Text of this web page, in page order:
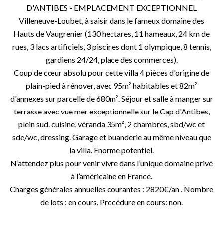
D'ANTIBES - EMPLACEMENT EXCEPTIONNEL
Villeneuve-Loubet, à saisir dans le fameux domaine des
Hauts de Vaugrenier (130 hectares, 11 hameaux, 24 km de
rues, 3 lacs artificiels, 3 piscines dont 1 olympique, 8 tennis,
gardiens 24/24, place des commerces).
Coup de cœur absolu pour cette villa 4 pièces d'origine de
plain-pied à rénover, avec 95m² habitables et 82m²
d'annexes sur parcelle de 680m². Séjour et salle à manger sur
terrasse avec vue mer exceptionnelle sur le Cap d'Antibes,
plein sud. cuisine, véranda 35m², 2 chambres, sbd/wc et
sde/wc, dressing. Garage et buanderie au même niveau que
la villa. Enorme potentiel.
N’attendez plus pour venir vivre dans l’unique domaine privé
à l’américaine en France.
Charges générales annuelles courantes : 2820€/an . Nombre
de lots : en cours. Procédure en cours: non.